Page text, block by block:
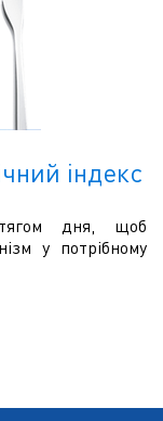
індекс
дня, щоб
у потрібному